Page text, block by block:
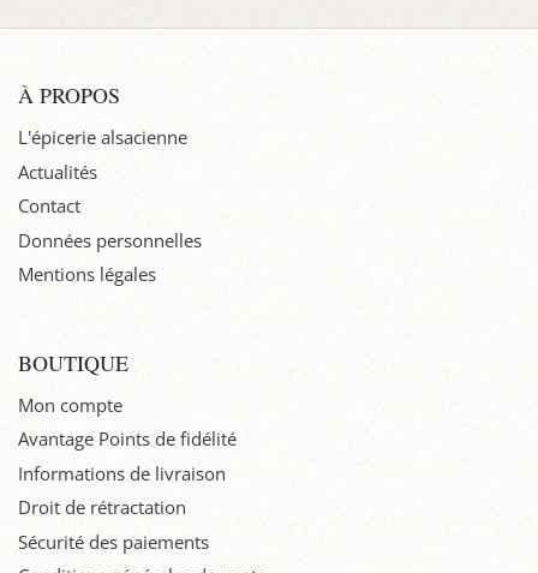
À PROPOS
L'épicerie alsacienne
Actualités
Contact
Données personnelles
Mentions légales
BOUTIQUE
Mon compte
Avantage Points de fidélité
Informations de livraison
Droit de rétractation
Sécurité des paiements